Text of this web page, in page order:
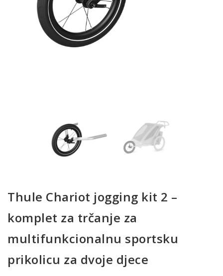
Thule Chariot jogging kit 2 –
komplet za trčanje za
multifunkcionalnu sportsku
prikolicu za dvoje djece